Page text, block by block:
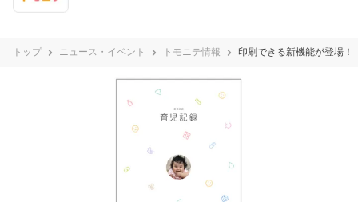
トップ ニュース・イベント トモニテ情報 印刷できる新機能が登場